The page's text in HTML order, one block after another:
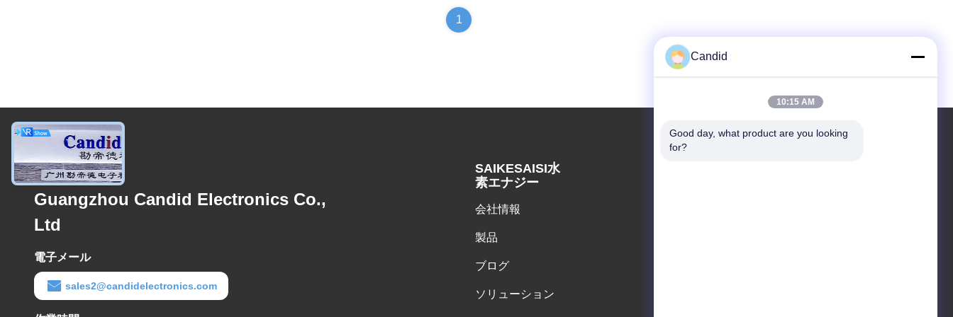
1
送信
Guangzhou Candid Electronics Co.,
Ltd
電子メール
sales2@candidelectronics.com
SAIKESAISI水
素エナジー
会社情報
製品
ブログ
ソリューション
Candid
10:15 AM
Good day, what product are you looking
for?